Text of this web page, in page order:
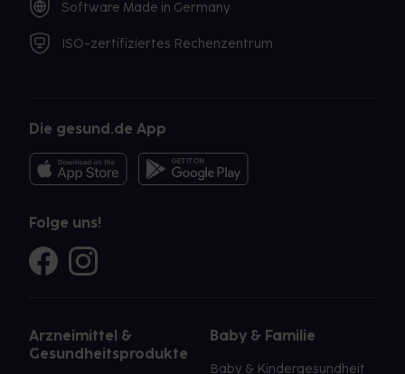
Software Made in Germany
ISO-zertifiziertes Rechenzentrum
Die gesund.de App
Folge uns!
Arzneimittel &
Gesundheitsprodukte
Baby & Familie
Baby & Kindergesundheit